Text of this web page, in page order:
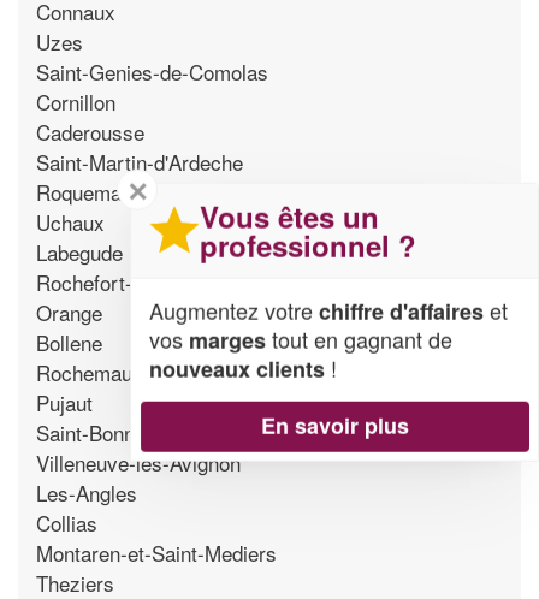
Connaux
Uzes
Saint-Genies-de-Comolas
Cornillon
Caderousse
Saint-Martin-d'Ardeche
Roquemaure
Uchaux
Labegude
Rochefort-du-Gard
Orange
Bollene
Rochemaure
Pujaut
Saint-Bonnet-du-Gard
Villeneuve-les-Avignon
Les-Angles
Collias
Montaren-et-Saint-Mediers
Theziers
✕
Vous êtes un
professionnel ?
Augmentez votrechiffre d'affaireset
vos margestout en gagnant de
nouveaux clients !
En savoir plus